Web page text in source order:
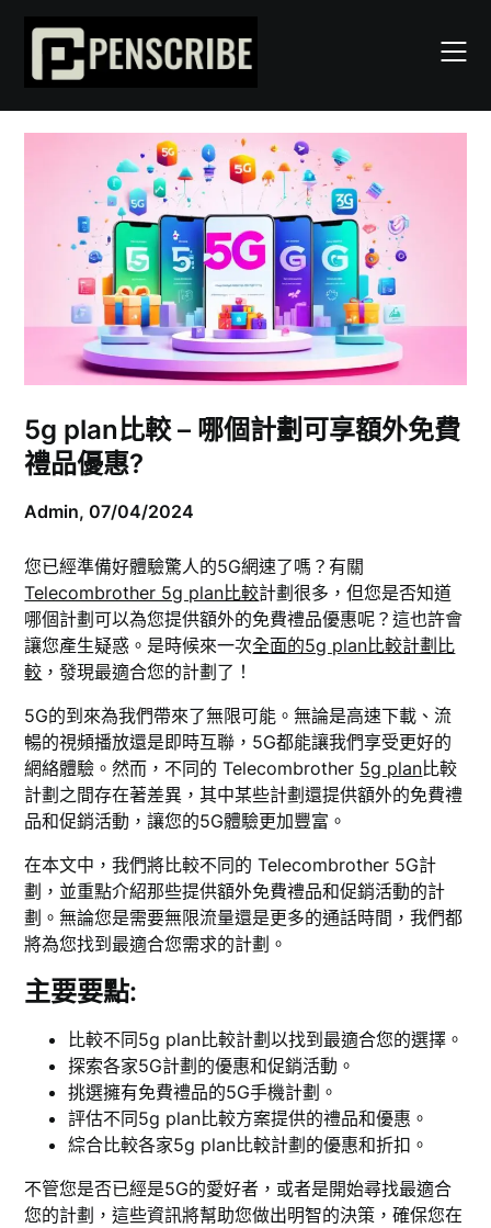
content
5g plan比較 – 哪個計劃可享額外免費
禮品優惠?
Admin,07/04/2024
您已經準備好體驗驚人的5G網速了嗎？有關
Telecombrother 5g plan比較計劃很多，但您是否知道
哪個計劃可以為您提供額外的免費禮品優惠呢？這也許會
讓您產生疑惑。是時候來一次全面的5g plan比較計劃比
較 ，發現最適合您的計劃了！
5G的到來為我們帶來了無限可能。無論是高速下載、流
暢的視頻播放還是即時互聯，5G都能讓我們享受更好的
網絡體驗。然而，不同的 Telecombrother 5g plan比較
計劃之間存在著差異，其中某些計劃還提供額外的免費禮
品和促銷活動，讓您的5G體驗更加豐富。
在本文中，我們將比較不同的 Telecombrother 5G計
劃，並重點介紹那些提供額外免費禮品和促銷活動的計
劃。無論您是需要無限流量還是更多的通話時間，我們都
將為您找到最適合您需求的計劃。
主要要點:
比較不同5g plan比較計劃以找到最適合您的選擇。
探索各家5G計劃的優惠和促銷活動。
挑選擁有免費禮品的5G手機計劃。
評估不同5g plan比較方案提供的禮品和優惠。
綜合比較各家5g plan比較計劃的優惠和折扣。
不管您是否已經是5G的愛好者，或者是開始尋找最適合
您的計劃，這些資訊將幫助您做出明智的決策，確保您在